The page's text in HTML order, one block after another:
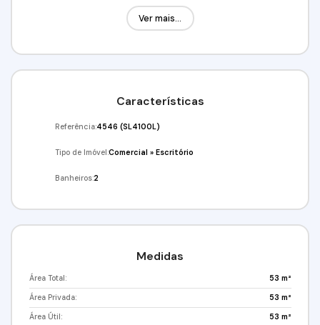
do imóvel, além de estar em uma área consolidada,
com residenciais, comércio e serviços próximos,
centros comerciais, oferecendo praticidade e
qualidade para quem trabalha ou recebe visitas na
(11) 982111-2565 / (11) 97417-8061Imobiliária Alfa
Ver mais...
Características
Referência:4546 (SL4100L)
Tipo de Imóvel:Comercial »Escritório
Banheiros:2
Medidas
Área Total: 53 m²
Área Privada: 53 m²
Área Útil: 53 m²